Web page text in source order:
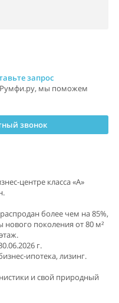
запрос
Румфи.ру, мы поможем
звонок
центре класса «А»
более чем на 85%,
поколения от 80 м²
г.
ипотека, лизинг.
и свой природный